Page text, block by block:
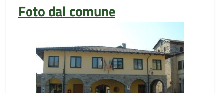
Foto dal comune